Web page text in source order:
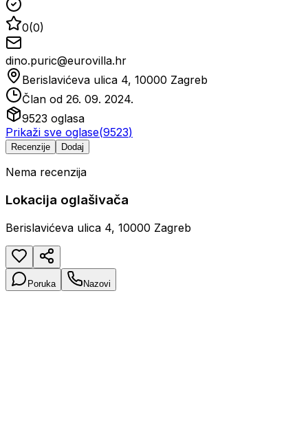
0(0)
dino.puric@eurovilla.hr
Berislavićeva ulica 4, 10000 Zagreb
Član od 26. 09. 2024.
9523 oglasa
Prikaži sve oglase(9523)
Recenzije Dodaj
Nema recenzija
Lokacija oglašivača
Berislavićeva ulica 4, 10000 Zagreb
Poruka Nazovi